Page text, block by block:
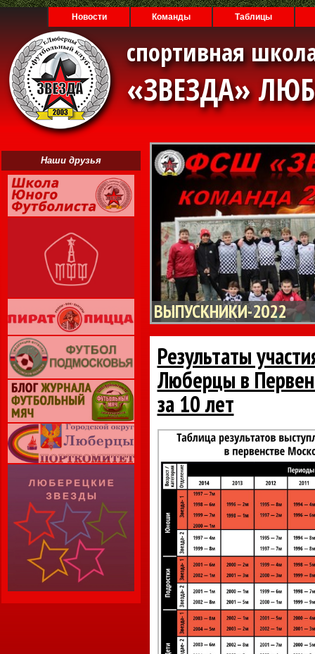
Новости Команды Таблицы
спортивная
«ЗВЕЗДА»
Наши друзья
ВЫПУСКНИКИ-2022
Результаты
Люберцы в
за 10 лет